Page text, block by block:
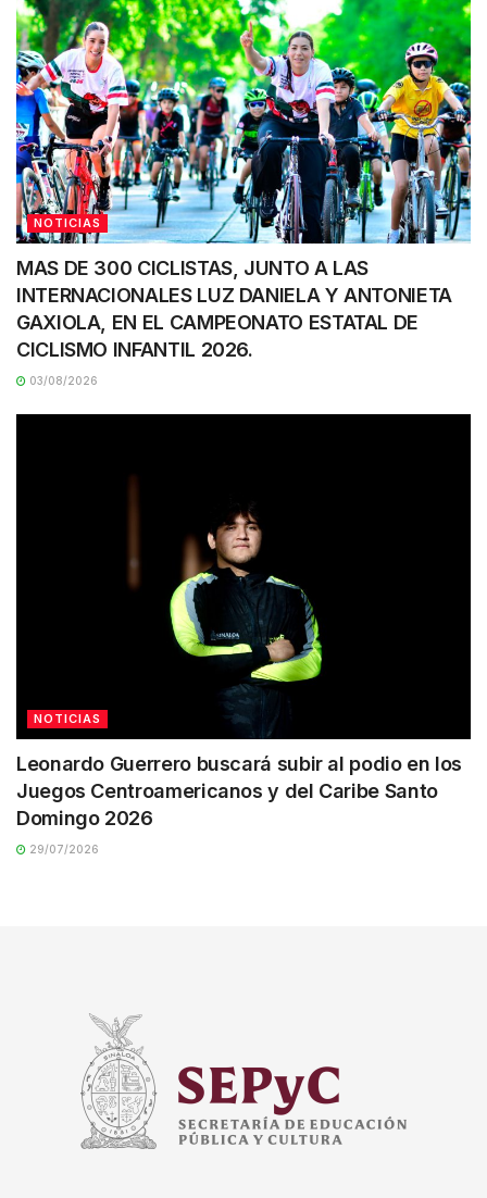
NOTICIAS
MAS DE 300 CICLISTAS, JUNTO A LAS
INTERNACIONALES LUZ DANIELA Y ANTONIETA
GAXIOLA, EN EL CAMPEONATO ESTATAL DE
CICLISMO INFANTIL 2026.
03/08/2026
NOTICIAS
Leonardo Guerrero buscará subir al podio en los
Juegos Centroamericanos y del Caribe Santo
Domingo 2026
29/07/2026